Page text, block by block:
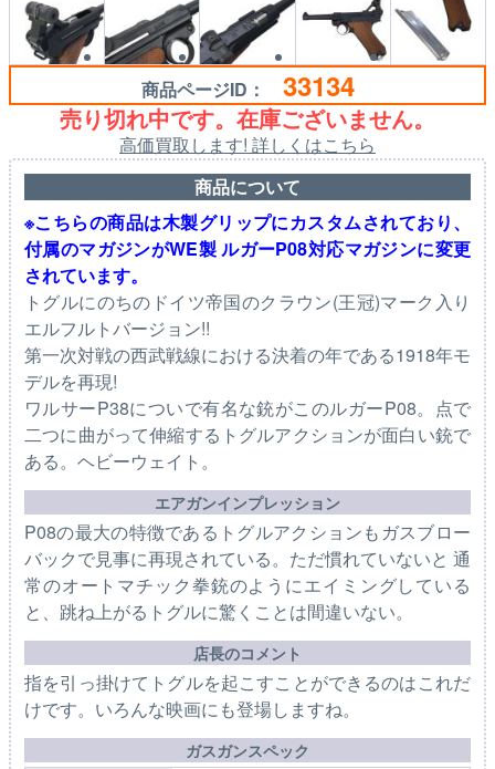
商品ページID： 33134
売り切れ中です。在庫ございません。
高価買取します! 詳しくはこちら
商品について
※こちらの商品は木製グリップにカスタムされており、
付属のマガジンがWE製 ルガーP08対応マガジンに変更
されています。
トグルにのちのドイツ帝国のクラウン(王冠)マーク入り
エルフルトバージョン!!
第一次対戦の西武戦線における決着の年である1918年モ
デルを再現!
ワルサーP38についで有名な銃がこのルガーP08。点で
二つに曲がって伸縮するトグルアクションが面白い銃で
ある。ヘビーウェイト。
エアガンインプレッション
P08の最大の特徴であるトグルアクションもガスブロー
バックで見事に再現されている。ただ慣れていないと 通
常のオートマチック拳銃のようにエイミングしている
と、跳ね上がるトグルに驚くことは間違いない。
店長のコメント
指を引っ掛けてトグルを起こすことができるのはこれだ
けです。いろんな映画にも登場しますね。
ガスガンスペック